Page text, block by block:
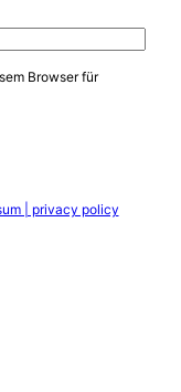
Browser für
| privacy policy